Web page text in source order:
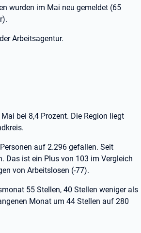
wurden im Mai neu gemeldet (65
Arbeitsagentur.
bei 8,4 Prozent. Die Region liegt
auf 2.296 gefallen. Seit
Das ist ein Plus von 103 im Vergleich
von Arbeitslosen (-77).
55 Stellen, 40 Stellen weniger als
Monat um 44 Stellen auf 280